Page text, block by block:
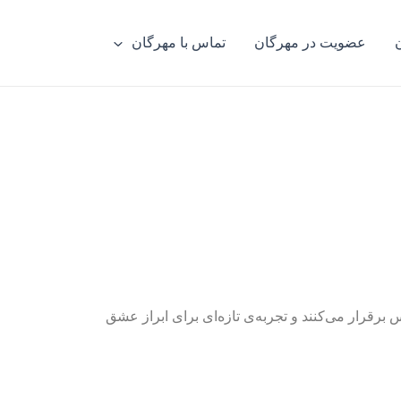
عضویت در مهرگان تماس با مهرگان
برقرار می‌کنند و تجربه‌ی تازه‌ای برای ابراز عشق